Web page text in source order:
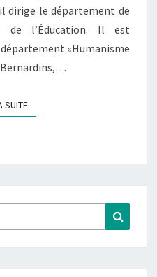
dirige le département de
de l’Éducation. Il est
«Humanisme
Bernardins,…
SUITELIRE LA SUITE